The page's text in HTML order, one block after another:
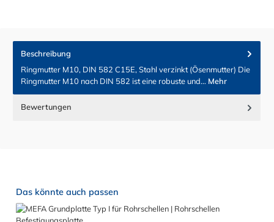
Beschreibung
Ringmutter M10, DIN 582 C15E, Stahl verzinkt (Ösenmutter) Die
Ringmutter M10 nach DIN 582 ist eine robuste und… Mehr
Bewertungen
Produktgalerie überspringen
Das könnte auch passen